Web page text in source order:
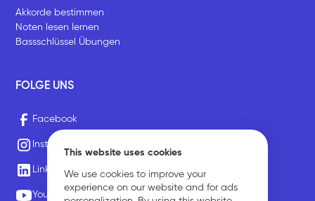
This website uses cookies
We use cookies to improve your
experience on our website and for ads
Akkorde bestimmen
Noten lesen lernen
Bassschlüssel Übungen
FOLGE UNS
Facebook
Instagram
LinkedIn
Youtube